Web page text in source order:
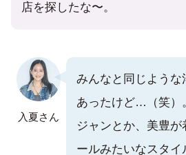
店を探したな〜。
入夏さん
みんなと同じような
あったけど…（笑）
ジャンとか、美豊
ールみたいなスタ